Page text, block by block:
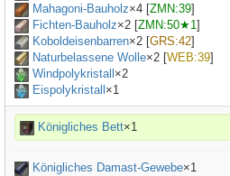
Mahagoni-Bauholz×4 [ZMN:39]
Fichten-Bauholz×2 [ZMN:50★1]
Koboldeisenbarren×2 [GRS:42]
Naturbelassene Wolle×2 [WEB:39]
Windpolykristall ×2
Eispolykristall ×1
Königliches Bett×1
Königliches Damast-Gewebe×1